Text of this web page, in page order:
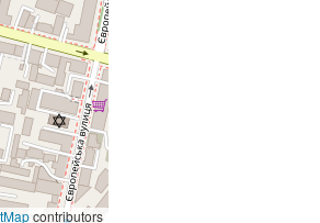
contributors